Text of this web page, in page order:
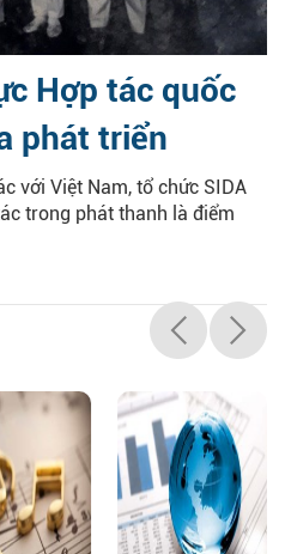
Hợp tác quốc
phát triển
với Việt Nam, tổ chức SIDA
trong phát thanh là điểm